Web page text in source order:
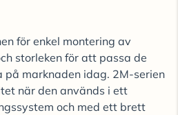
för enkel montering av
storleken för att passa de
marknaden idag. 2M-serien
när den används i ett
och med ett brett